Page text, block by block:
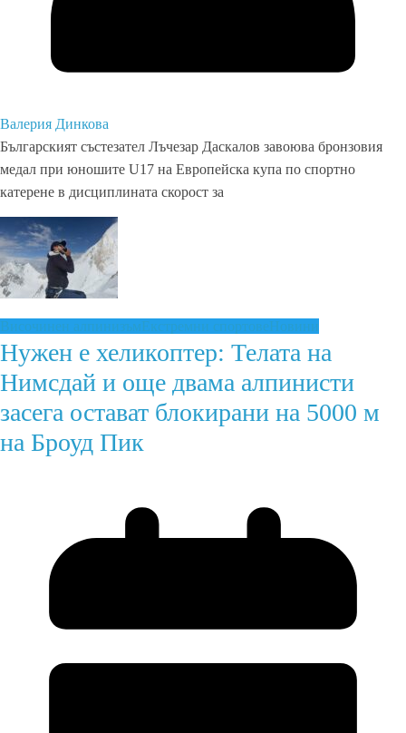
Валерия Динкова
Българският състезател Лъчезар Даскалов завоюва бронзовия
медал при юношите U17 на Европейска купа по спортно
катерене в дисциплината скорост за
Височинен алпинизъмЕкстремни спортовеНовини
Нужен е хеликоптер: Телата на
Нимсдай и още двама алпинисти
засега остават блокирани на 5000 м
на Броуд Пик